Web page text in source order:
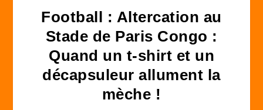
Football : Altercation au
Stade de Paris Congo :
Quand un t-shirt et un
décapsuleur allument la
mèche !